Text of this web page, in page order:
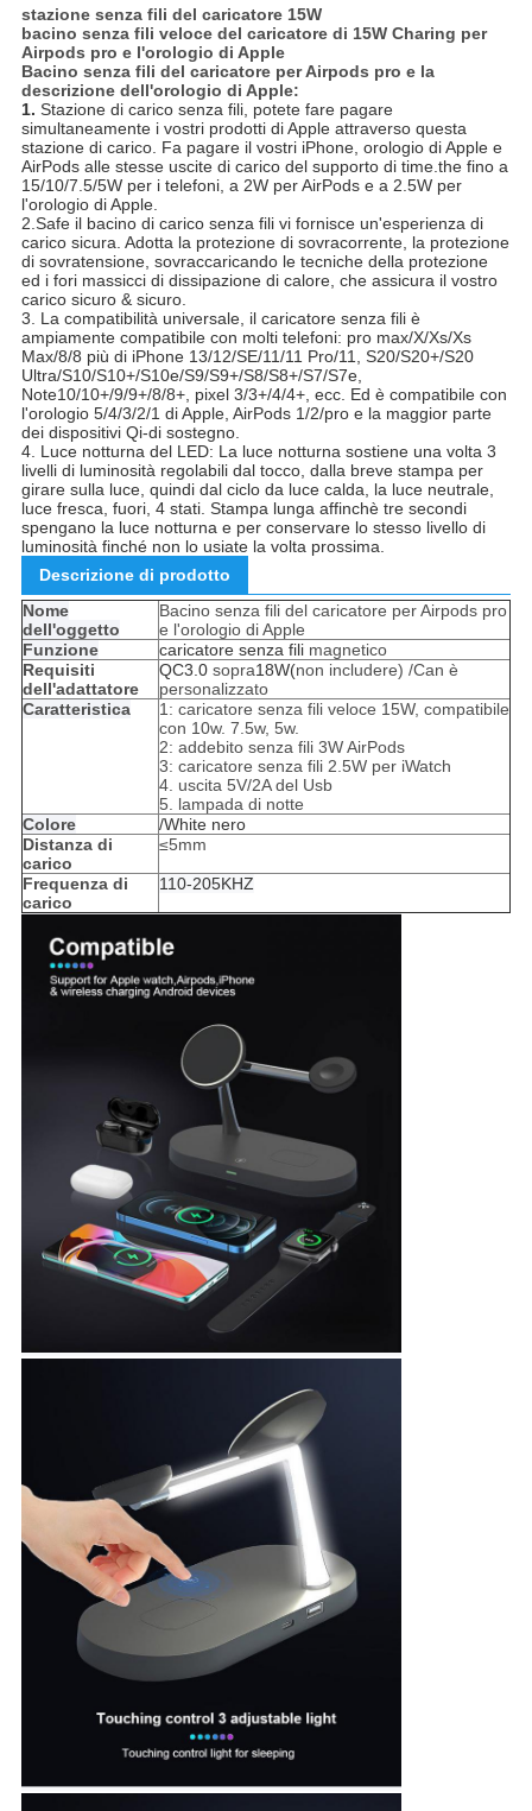
stazione senza fili del caricatore 15W
bacino senza fili veloce del caricatore di 15W Charing per
Airpods pro e l'orologio di Apple
Bacino senza fili del caricatore per Airpods pro e la
descrizione dell'orologio di Apple:
1. Stazione di carico senza fili, potete fare pagare
simultaneamente i vostri prodotti di Apple attraverso questa
stazione di carico. Fa pagare il vostri iPhone, orologio di Apple e
AirPods alle stesse uscite di carico del supporto di time.the fino a
15/10/7.5/5W per i telefoni, a 2W per AirPods e a 2.5W per
l'orologio di Apple.
2.Safe il bacino di carico senza fili vi fornisce un'esperienza di
carico sicura. Adotta la protezione di sovracorrente, la protezione
di sovratensione, sovraccaricando le tecniche della protezione
ed i fori massicci di dissipazione di calore, che assicura il vostro
carico sicuro & sicuro.
3. La compatibilità universale, il caricatore senza fili è
ampiamente compatibile con molti telefoni: pro max/X/Xs/Xs
Max/8/8 più di iPhone 13/12/SE/11/11 Pro/11, S20/S20+/S20
Ultra/S10/S10+/S10e/S9/S9+/S8/S8+/S7/S7e,
Note10/10+/9/9+/8/8+, pixel 3/3+/4/4+, ecc. Ed è compatibile con
l'orologio 5/4/3/2/1 di Apple, AirPods 1/2/pro e la maggior parte
dei dispositivi Qi-di sostegno.
4. Luce notturna del LED: La luce notturna sostiene una volta 3
livelli di luminosità regolabili dal tocco, dalla breve stampa per
girare sulla luce, quindi dal ciclo da luce calda, la luce neutrale,
luce fresca, fuori, 4 stati. Stampa lunga affinchè tre secondi
spengano la luce notturna e per conservare lo stesso livello di
luminosità finché non lo usiate la volta prossima.
Descrizione di prodotto
Nome
dell'oggetto
Bacino senza fili del caricatore per Airpods pro
e l'orologio di Apple
Funzione
caricatore senza filimagnetico
Requisiti
dell'adattatore
QC3.0sopra18W(non includere) /Can è
personalizzato
Caratteristica
1: caricatore senza fili veloce 15W, compatibile
con 10w. 7.5w, 5w.
2: addebito senza fili 3W AirPods
3: caricatore senza fili 2.5W per iWatch
4. uscita 5V/2A del Usb
5. lampada di notte
Colore
/White nero
Distanza di
carico
≤5mm
Frequenza di
carico
110-205KHZ